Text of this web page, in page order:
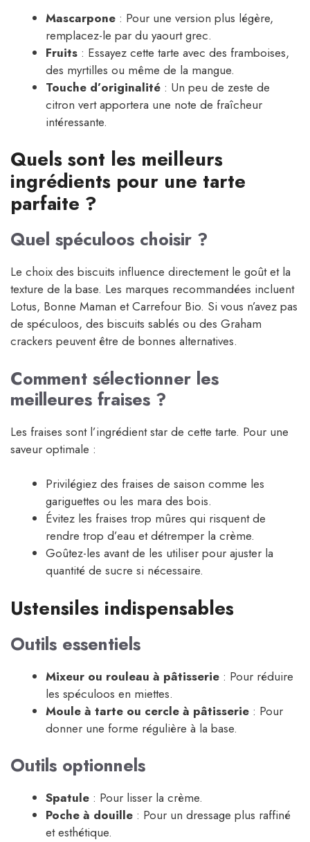
Mascarpone : Pour une version plus légère,
remplacez-le par du yaourt grec.
Fruits : Essayez cette tarte avec des framboises,
des myrtilles ou même de la mangue.
Touche d’originalité : Un peu de zeste de
citron vert apportera une note de fraîcheur
intéressante.
Quels sont les meilleurs
ingrédients pour une tarte
parfaite ?
Quel spéculoos choisir ?
Le choix des biscuits influence directement le goût et la
texture de la base. Les marques recommandées incluent
Lotus, Bonne Maman et Carrefour Bio. Si vous n’avez pas
de spéculoos, des biscuits sablés ou des Graham
crackers peuvent être de bonnes alternatives.
Comment sélectionner les
meilleures fraises ?
Les fraises sont l’ingrédient star de cette tarte. Pour une
saveur optimale :
Privilégiez des fraises de saison comme les
gariguettes ou les mara des bois.
Évitez les fraises trop mûres qui risquent de
rendre trop d’eau et détremper la crème.
Goûtez-les avant de les utiliser pour ajuster la
quantité de sucre si nécessaire.
Ustensiles indispensables
Outils essentiels
Mixeur ou rouleau à pâtisserie : Pour réduire
les spéculoos en miettes.
Moule à tarte ou cercle à pâtisserie : Pour
donner une forme régulière à la base.
Outils optionnels
Spatule : Pour lisser la crème.
Poche à douille : Pour un dressage plus raffiné
et esthétique.